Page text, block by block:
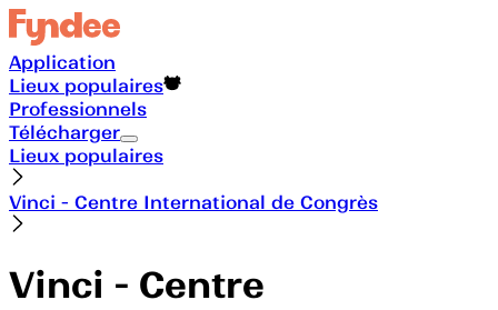
Application
Lieux populaires
Professionnels
Télécharger
Lieux populaires
Vinci - Centre International de Congrès
Vinci - Centre